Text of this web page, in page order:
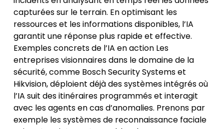
capturées sur le terrain. En optimisant les
ressources et les informations disponibles, l’IA
garantit une réponse plus rapide et effective.
Exemples concrets de l’IA en action Les
entreprises visionnaires dans le domaine de la
sécurité, comme Bosch Security Systems et
Hikvision, déploient déjà des systèmes intégrés où
l’IA suit des itinéraires programmés et interagit
avec les agents en cas d’anomalies. Prenons par
exemple les systèmes de reconnaissance faciale